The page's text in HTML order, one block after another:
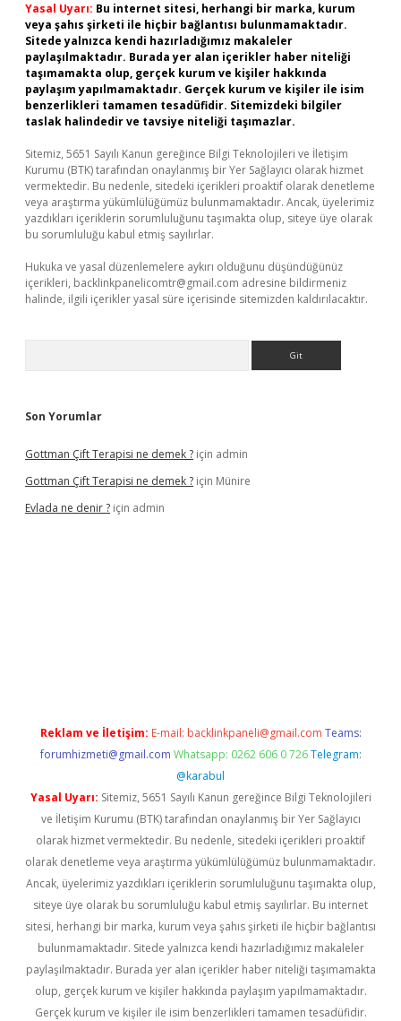
Yasal Uyarı: Bu internet sitesi, herhangi bir marka, kurum
veya şahıs şirketi ile hiçbir bağlantısı bulunmamaktadır.
Sitede yalnızca kendi hazırladığımız makaleler
paylaşılmaktadır. Burada yer alan içerikler haber niteliği
taşımamakta olup, gerçek kurum ve kişiler hakkında
paylaşım yapılmamaktadır. Gerçek kurum ve kişiler ile isim
benzerlikleri tamamen tesadüfidir. Sitemizdeki bilgiler
taslak halindedir ve tavsiye niteliği taşımazlar.
Sitemiz, 5651 Sayılı Kanun gereğince Bilgi Teknolojileri ve İletişim
Kurumu (BTK) tarafından onaylanmış bir Yer Sağlayıcı olarak hizmet
vermektedir. Bu nedenle, sitedeki içerikleri proaktif olarak denetleme
veya araştırma yükümlülüğümüz bulunmamaktadır. Ancak, üyelerimiz
yazdıkları içeriklerin sorumluluğunu taşımakta olup, siteye üye olarak
bu sorumluluğu kabul etmiş sayılırlar.
Hukuka ve yasal düzenlemelere aykırı olduğunu düşündüğünüz
içerikleri, backlinkpanelicomtr@gmail.com adresine bildirmeniz
halinde, ilgili içerikler yasal süre içerisinde sitemizden kaldırılacaktır.
Son Yorumlar
Gottman Çift Terapisi ne demek ? için admin
Gottman Çift Terapisi ne demek ? için Münire
Evlada ne denir ? için admin
Reklam ve İletişim: E-mail: backlinkpaneli@gmail.com Teams:
forumhizmeti@gmail.com Whatsapp: 0262 606 0 726 Telegram:
@karabul
Yasal Uyarı: Sitemiz, 5651 Sayılı Kanun gereğince Bilgi Teknolojileri
ve İletişim Kurumu (BTK) tarafından onaylanmış bir Yer Sağlayıcı
olarak hizmet vermektedir. Bu nedenle, sitedeki içerikleri proaktif
olarak denetleme veya araştırma yükümlülüğümüz bulunmamaktadır.
Ancak, üyelerimiz yazdıkları içeriklerin sorumluluğunu taşımakta olup,
siteye üye olarak bu sorumluluğu kabul etmiş sayılırlar. Bu internet
sitesi, herhangi bir marka, kurum veya şahıs şirketi ile hiçbir bağlantısı
bulunmamaktadır. Sitede yalnızca kendi hazırladığımız makaleler
paylaşılmaktadır. Burada yer alan içerikler haber niteliği taşımamakta
olup, gerçek kurum ve kişiler hakkında paylaşım yapılmamaktadır.
Gerçek kurum ve kişiler ile isim benzerlikleri tamamen tesadüfidir.